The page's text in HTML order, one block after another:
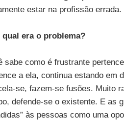
estar na profissão errada.
qual era o problema?
sabe como é frustrante
a ela, continua estando em
se, fazem-se fusões. Muito
defende-se o existente. E as
às pessoas como uma